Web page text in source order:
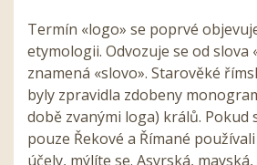
Termín «logo» se poprvé
etymologii. Odvozuje se od slova
znamená «slovo». Starověké
byly zpravidla zdobeny
době zvanými loga) králů. Pokud
pouze Řekové a Římané
účely, mýlíte se. Asyrská,